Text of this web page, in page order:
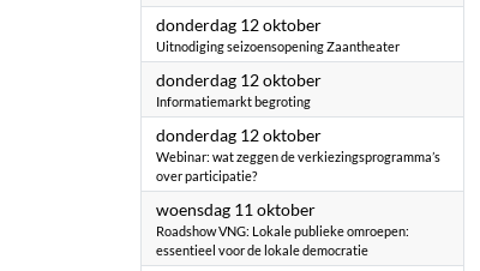
donderdag 12 oktober2023
Uitnodiging seizoensopening Zaantheater
donderdag 12 oktober2023
Informatiemarkt begroting
donderdag 12 oktober2023
Webinar: wat zeggen de verkiezingsprogramma’s
over participatie?
woensdag 11 oktober2023
Roadshow VNG: Lokale publieke omroepen:
essentieel voor de lokale democratie